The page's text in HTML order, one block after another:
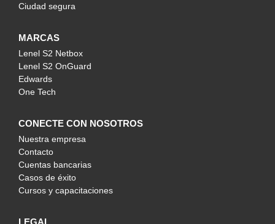
Ciudad segura
MARCAS
Lenel S2 Netbox
Lenel S2 OnGuard
Edwards
One Tech
CONECTE CON NOSOTROS
Nuestra empresa
Contacto
Cuentas bancarias
Casos de éxito
Cursos y capacitaciones
LEGAL